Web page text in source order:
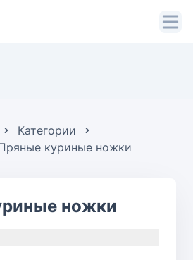
Категории
куриные ножки
ножки